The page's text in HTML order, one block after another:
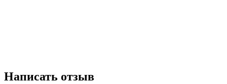
Написать отзыв